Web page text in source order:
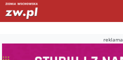
reklama